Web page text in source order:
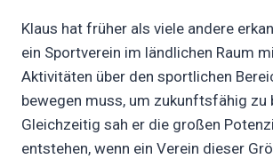
Klaus hat früher als viele andere
ein Sportverein im ländlichen Raum
Aktivitäten über den sportlichen
bewegen muss, um zukunftsfähig zu
Gleichzeitig sah er die großen
entstehen, wenn ein Verein dieser